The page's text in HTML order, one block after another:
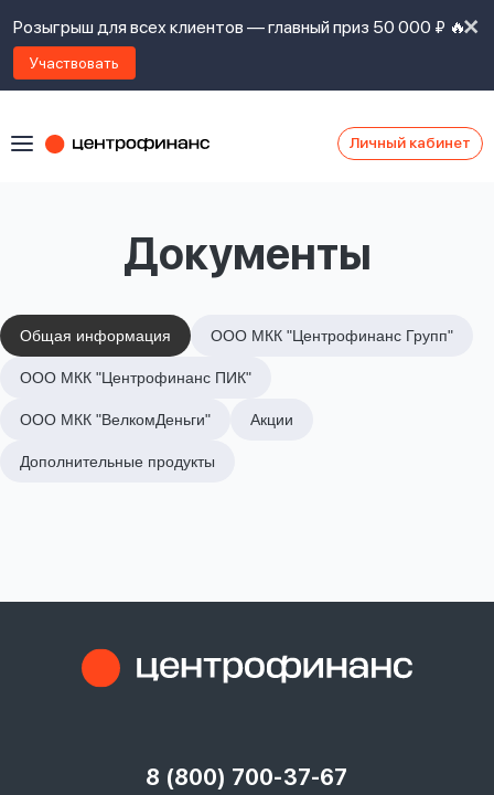
Розыгрыш для всех клиентов — главный приз 50 000 ₽ 🔥
Участвовать
Личный кабинет
Документы
Общая информация ООО МКК "Центрофинанс Групп"
ООО МКК "Центрофинанс ПИК"
ООО МКК "ВелкомДеньги" Акции
Дополнительные продукты
8 (800) 700-37-67
Войти под другим номером
ознакомлен
предоставления
займов,
политикой
сайта,
согласие
обработку